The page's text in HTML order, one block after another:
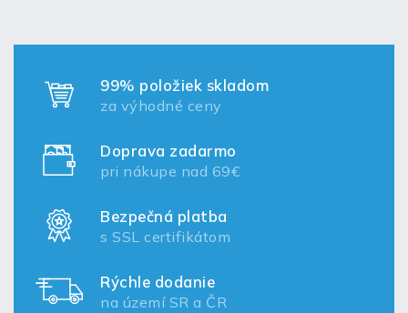
99% položiek skladom
za výhodné ceny
Doprava zadarmo
pri nákupe nad 69€
Bezpečná platba
s SSL certifikátom
Rýchle dodanie
na území SR a ČR